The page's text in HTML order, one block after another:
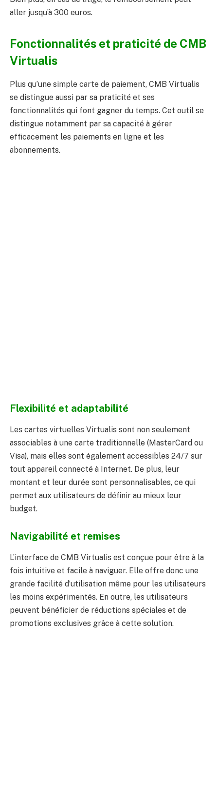
aller jusqu’à 300 euros.
Fonctionnalités et praticité de CMB
Virtualis
Plus qu’une simple carte de paiement, CMB Virtualis
se distingue aussi par sa praticité et ses
fonctionnalités qui font gagner du temps. Cet outil se
distingue notamment par sa capacité à gérer
efficacement les paiements en ligne et les
abonnements.
Flexibilité et adaptabilité
Les cartes virtuelles Virtualis sont non seulement
associables à une carte traditionnelle (MasterCard ou
Visa), mais elles sont également accessibles 24/7 sur
tout appareil connecté à Internet. De plus, leur
montant et leur durée sont personnalisables, ce qui
permet aux utilisateurs de définir au mieux leur
budget.
Navigabilité et remises
L’interface de CMB Virtualis est conçue pour être à la
fois intuitive et facile à naviguer. Elle offre donc une
grande facilité d’utilisation même pour les utilisateurs
les moins expérimentés. En outre, les utilisateurs
peuvent bénéficier de réductions spéciales et de
promotions exclusives grâce à cette solution.